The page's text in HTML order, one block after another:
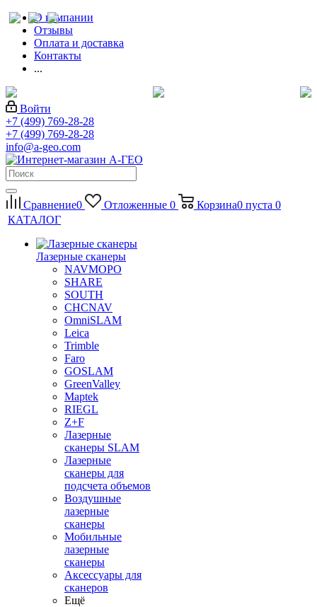
О компании
Отзывы
Оплата и доставка
Контакты
...
Войти
+7 (499) 769-28-28
+7 (499) 769-28-28
info@a-geo.com
Сравнение0 Отложенные 0 Корзина0 пуста 0
КАТАЛОГ
Лазерные сканеры
NAVMOPO
SHARE
SOUTH
CHCNAV
OmniSLAM
Leica
Trimble
Faro
GOSLAM
GreenValley
Maptek
RIEGL
Z+F
Лазерные
сканеры SLAM
Лазерные
сканеры для
подсчета объемов
Воздушные
лазерные
сканеры
Мобильные
лазерные
сканеры
Аксессуары для
сканеров
Ещё